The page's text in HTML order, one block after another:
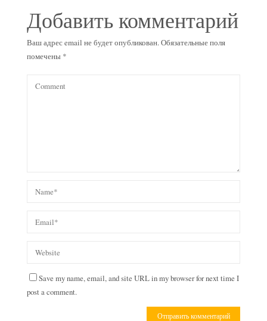
Добавить комментарий
Ваш адрес email не будет опубликован. Обязательные поля
помечены *
Save my name, email, and site URL in my browser for next time I
post a comment.